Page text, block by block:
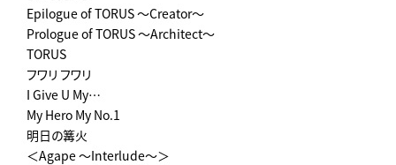
Epilogue of TORUS ～Creator～
Prologue of TORUS ～Architect～
TORUS
フワリ フワリ
I Give U My…
My Hero My No.1
明日の篝火
＜Agape ～Interlude～＞